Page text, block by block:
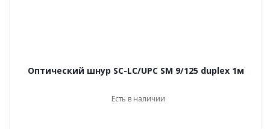
Оптический шнур SC-LC/UPC SM 9/125 duplex 1м
Есть в наличии